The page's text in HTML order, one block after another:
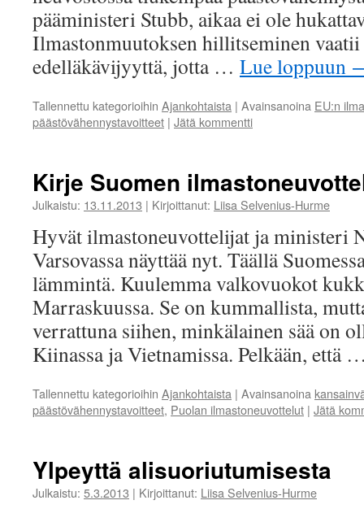
pääministeri Stubb, aikaa ei ole
Ilmastonmuutoksen hillitseminen
edelläkävijyyttä, jotta … Lue loppuun
Tallennettu kategorioihin Ajankohtaista | Avainsanoina EU:n
päästövähennystavoitteet | Jätä kommentti
Kirje Suomen
Julkaistu: 13.11.2013 | Kirjoittanut: Liisa Selvenius-Hurme
Hyvät ilmastoneuvottelijat ja ministeri
Varsovassa näyttää nyt. Täällä
lämmintä. Kuulemma valkovuokot
Marraskuussa. Se on kummallista,
verrattuna siihen, minkälainen sää on
Kiinassa ja Vietnamissa. Pelkään, että
Tallennettu kategorioihin Ajankohtaista | Avainsanoina
päästövähennystavoitteet, Puolan ilmastoneuvottelut | Jätä
Ylpeyttä alisuoriutumisesta
Julkaistu: 5.3.2013 | Kirjoittanut: Liisa Selvenius-Hurme